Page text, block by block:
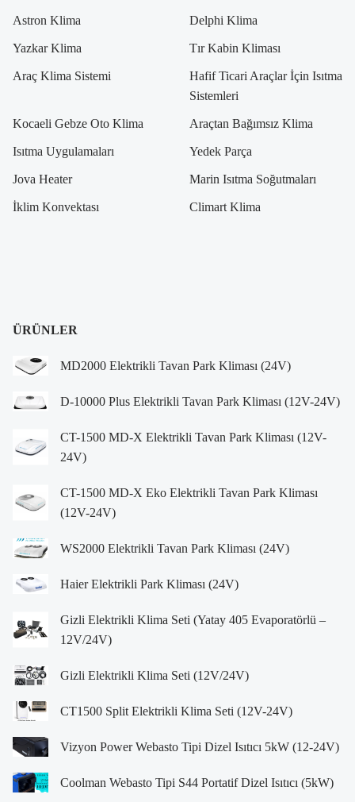
Astron Klima Delphi Klima
Yazkar Klima Tır Kabin Kliması
Araç Klima Sistemi
Hafif Ticari Araçlar İçin Isıtma
Sistemleri
Kocaeli Gebze Oto Klima Araçtan Bağımsız Klima
Isıtma Uygulamaları Yedek Parça
Jova Heater Marin Isıtma Soğutmaları
İklim Konvektası Climart Klima
ÜRÜNLER
MD2000 Elektrikli Tavan Park Kliması (24V)
D-10000 Plus Elektrikli Tavan Park Kliması (12V-24V)
CT-1500 MD-X Elektrikli Tavan Park Kliması (12V-
24V)
CT-1500 MD-X Eko Elektrikli Tavan Park Kliması
(12V-24V)
WS2000 Elektrikli Tavan Park Kliması (24V)
Haier Elektrikli Park Kliması (24V)
Gizli Elektrikli Klima Seti (Yatay 405 Evaporatörlü –
12V/24V)
Gizli Elektrikli Klima Seti (12V/24V)
CT1500 Split Elektrikli Klima Seti (12V-24V)
Vizyon Power Webasto Tipi Dizel Isıtıcı 5kW (12-24V)
Coolman Webasto Tipi S44 Portatif Dizel Isıtıcı (5kW)